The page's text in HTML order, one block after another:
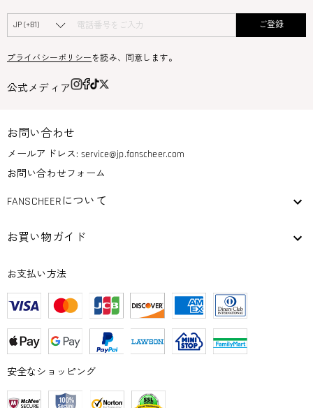
ご登録
プライバシーポリシー を読み、同意します。
公式メディア
お問い合わせ
メールアドレス:service@jp.fanscheer.com
お問い合わせフォーム
FANSCHEERについて
お買い物ガイド
お支払い方法
安全なショッピング